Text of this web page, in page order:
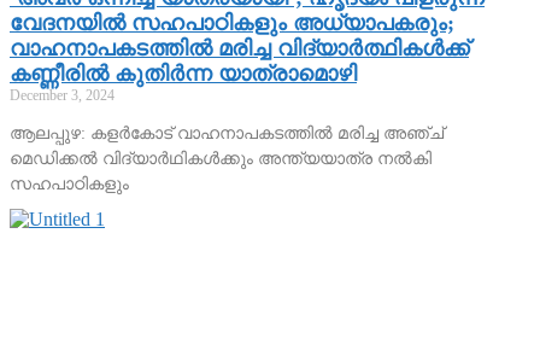
വേദനയില്‍ സഹപാഠികളും അധ്യാപകരും;
വാഹനാപകടത്തില്‍ മരിച്ച വിദ്യാര്‍ത്ഥികള്‍ക്ക്
കണ്ണീരില്‍ കുതിര്‍ന്ന യാത്രാമൊഴി
December 3, 2024
ആലപ്പുഴ: കളര്‍കോട് വാഹനാപകടത്തില്‍ മരിച്ച അഞ്ച്
മെഡിക്കല്‍ വിദ്യാര്‍ഥികള്‍ക്കും അന്ത്യയാത്ര നല്‍കി
സഹപാഠികളും